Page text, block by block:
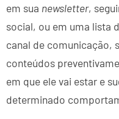
em sua newsletter,
social, ou em uma lista
canal de comunicação,
conteúdos
em que ele vai estar e
determinado